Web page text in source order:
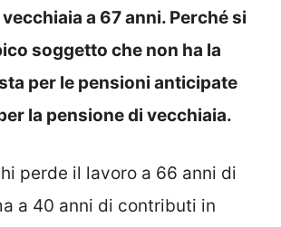
a 67 anni. Perché si
soggetto che non ha la
per le pensioni anticipate
la pensione di vecchiaia.
perde il lavoro a 66 anni di
a 40 anni di contributi in